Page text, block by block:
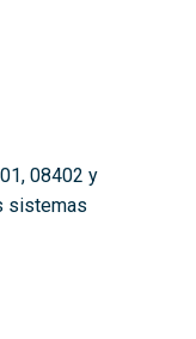
08402 y
sistemas